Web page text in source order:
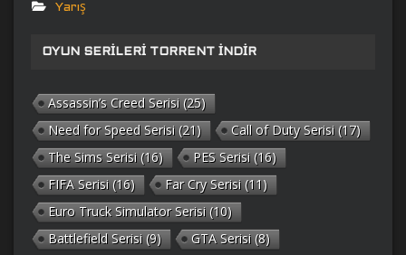
Yarış
OYUN SERILERI TORRENT İNDIR
Assassin’s Creed Serisi (25)
Need for Speed Serisi (21) Call of Duty Serisi (17)
The Sims Serisi (16) PES Serisi (16)
FIFA Serisi (16) Far Cry Serisi (11)
Euro Truck Simulator Serisi (10)
Battlefield Serisi (9) GTA Serisi (8)